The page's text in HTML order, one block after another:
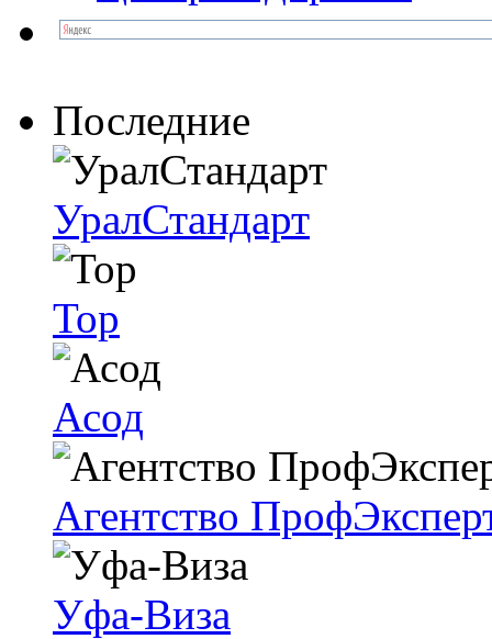
Последние
УралСтандарт
Тор
Асод
Агентство
Уфа-Виза